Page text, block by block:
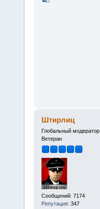
Штирлиц
Глобальный модератор
Ветеран
Сообщений: 7174
Репутация: 347